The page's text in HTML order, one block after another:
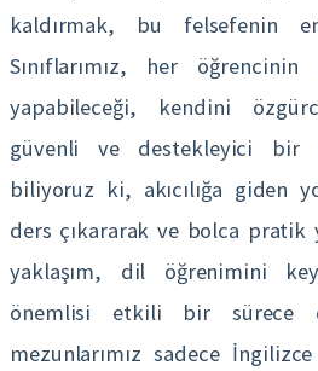
kaldırmak, bu felsefenin
Sınıflarımız, her
yapabileceği, kendini
güvenli ve destekleyici bir
biliyoruz ki, akıcılığa giden
ders çıkararak ve bolca pratik
yaklaşım, dil öğrenimini
önemlisi etkili bir sürece
mezunlarımız sadece